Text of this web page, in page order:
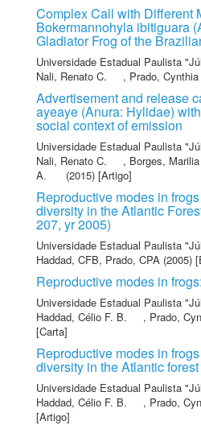
Complex Call with Different
Bokermannohyla ibitiguara
Gladiator Frog of the
Universidade Estadual Paulista
Nali, Renato C.
, Prado,
Advertisement and release
ayeaye (Anura: Hylidae)
social context of emission
Universidade Estadual Paulista
Nali, Renato C.
, Borges,
A.
(2015) [Artigo]
Reproductive modes in
diversity in the Atlantic
207, yr 2005)
Universidade Estadual Paulista
Haddad, CFB, Prado, CPA (2005)
Reproductive modes in
Universidade Estadual Paulista
Haddad, Célio F. B.
, Prado,
[Carta]
Reproductive modes in
diversity in the Atlantic
Universidade Estadual Paulista
Haddad, Célio F. B.
, Prado,
[Artigo]